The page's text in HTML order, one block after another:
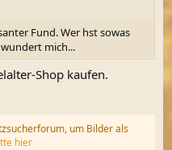
Fund. Wer hst sowas
mich...
Shop kaufen.
um Bilder als
hier